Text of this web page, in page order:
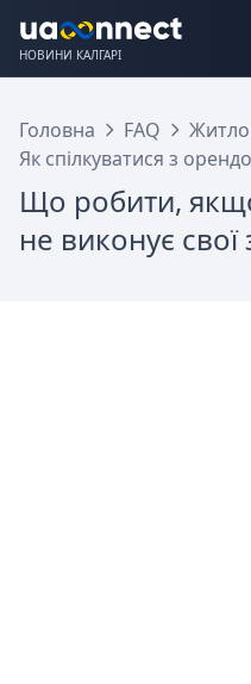
НОВИНИ КАЛГАРІ
Головна FAQ
Житло
Як спілкуватися з
Що робити,
не виконує свої